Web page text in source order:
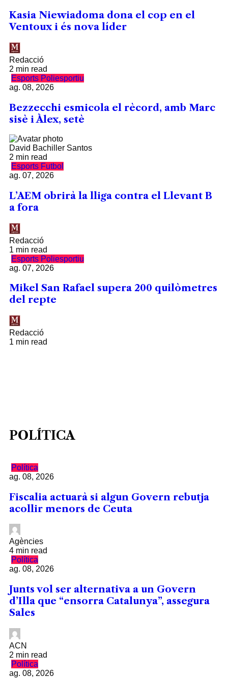
Kasia Niewiadoma dona el cop en el
Ventoux i és nova líder
Redacció
2 min read
Esports Poliesportiu
ag. 08, 2026
Bezzecchi esmicola el rècord, amb Marc
sisè i Àlex, setè
David Bachiller Santos
2 min read
Esports Futbol
ag. 07, 2026
L’AEM obrirà la lliga contra el Llevant B
a fora
Redacció
1 min read
Esports Poliesportiu
ag. 07, 2026
Mikel San Rafael supera 200 quilòmetres
del repte
Redacció
1 min read
POLÍTICA
Política
ag. 08, 2026
Fiscalia actuarà si algun Govern rebutja
acollir menors de Ceuta
Agències
4 min read
Política
ag. 08, 2026
Junts vol ser alternativa a un Govern
d’Illa que “ensorra Catalunya”, assegura
Sales
ACN
2 min read
Política
ag. 08, 2026